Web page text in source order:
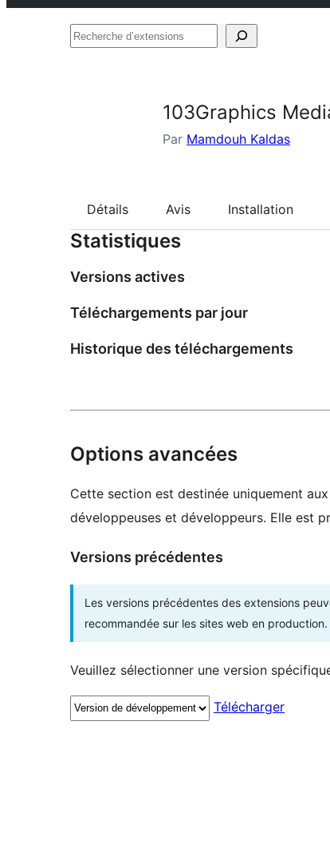
Recherche
103Graphics
Par Mamdouh Kaldas
Détails Avis Installation
Statistiques
Versions actives
Téléchargements par jour
Historique des téléchargements
Options avancées
Cette section est destinée uniquement
développeuses et développeurs. Elle est
Versions précédentes
Les versions précédentes des extensions
recommandée sur les sites web en production.
Veuillez sélectionner une version
Télécharger